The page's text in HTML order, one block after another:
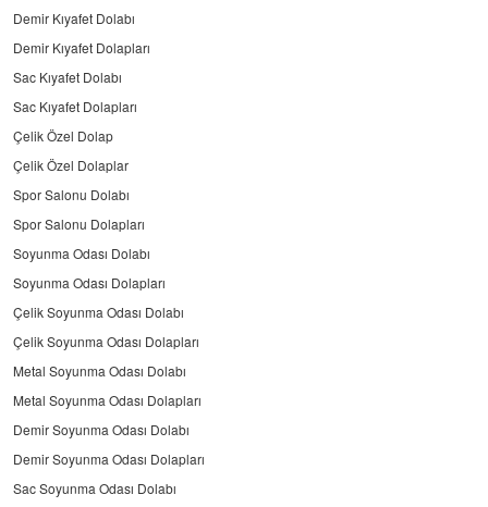
Demir Kıyafet Dolabı
Demir Kıyafet Dolapları
Sac Kıyafet Dolabı
Sac Kıyafet Dolapları
Çelik Özel Dolap
Çelik Özel Dolaplar
Spor Salonu Dolabı
Spor Salonu Dolapları
Soyunma Odası Dolabı
Soyunma Odası Dolapları
Çelik Soyunma Odası Dolabı
Çelik Soyunma Odası Dolapları
Metal Soyunma Odası Dolabı
Metal Soyunma Odası Dolapları
Demir Soyunma Odası Dolabı
Demir Soyunma Odası Dolapları
Sac Soyunma Odası Dolabı